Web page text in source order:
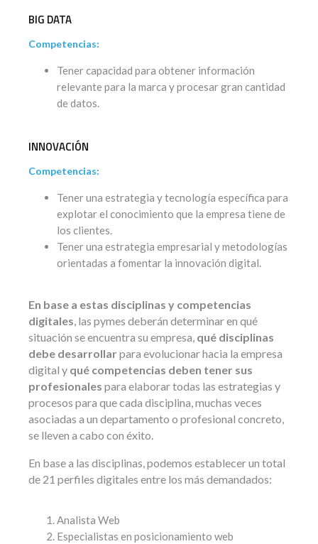
BIG DATA
Competencias:
Tener capacidad para obtener información
relevante para la marca y procesar gran cantidad
de datos.
INNOVACIÓN
Competencias:
Tener una estrategia y tecnología específica para
explotar el conocimiento que la empresa tiene de
los clientes.
Tener una estrategia empresarial y metodologías
orientadas a fomentar la innovación digital.
En base a estas disciplinas y competencias
digitales, las pymes deberán determinar en qué
situación se encuentra su empresa, qué disciplinas
debe desarrollar para evolucionar hacia la empresa
digital y qué competencias deben tener sus
profesionales para elaborar todas las estrategias y
procesos para que cada disciplina, muchas veces
asociadas a un departamento o profesional concreto,
se lleven a cabo con éxito.
En base a las disciplinas, podemos establecer un total
de 21 perfiles digitales entre los más demandados:
Analista Web
Especialistas en posicionamiento web